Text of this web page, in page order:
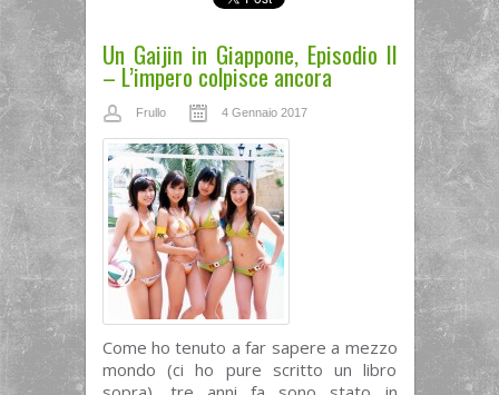
Un Gaijin in Giappone, Episodio II
– L’impero colpisce ancora
Frullo 4 Gennaio 2017
Come ho tenuto a far sapere a mezzo
mondo (ci ho pure scritto un libro